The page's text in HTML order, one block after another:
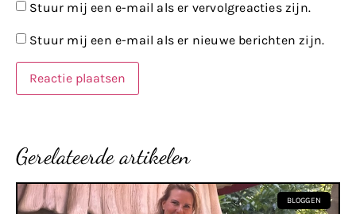
Stuur mij een e-mail als er vervolgreacties zijn.
Stuur mij een e-mail als er nieuwe berichten zijn.
Gerelateerde artikelen
BLOGGEN